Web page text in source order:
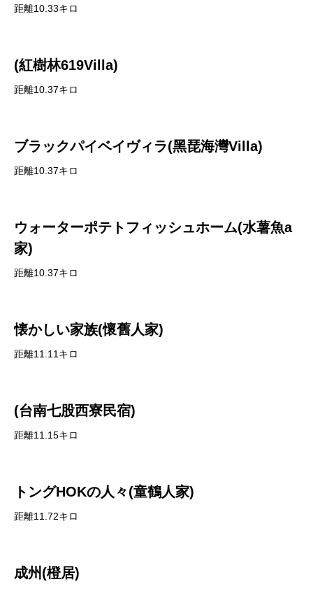
距離10.33キロ
(紅樹林619Villa)
距離10.37キロ
ブラックパイベイヴィラ(黑琵海灣Villa)
距離10.37キロ
ウォーターポテトフィッシュホーム(水薯魚a
家)
距離10.37キロ
懐かしい家族(懷舊人家)
距離11.11キロ
(台南七股西寮民宿)
距離11.15キロ
トングHOKの人々(童鶴人家)
距離11.72キロ
成州(橙居)